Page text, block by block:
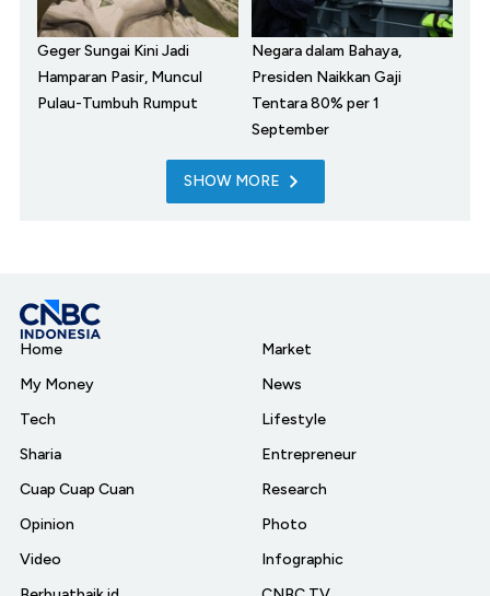
Geger Sungai Kini Jadi
Hamparan Pasir, Muncul
Pulau-Tumbuh Rumput
Negara dalam Bahaya,
Presiden Naikkan Gaji
Tentara 80% per 1
September
SHOW MORE
Home
My Money
Tech
Sharia
Cuap Cuap Cuan
Opinion
Video
Market
News
Lifestyle
Entrepreneur
Research
Photo
Infographic